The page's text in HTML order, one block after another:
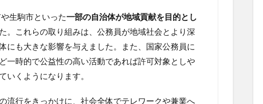
生駒市といった一部の自治体が地域貢献を目的とし
。これらの取り組みは、公務員が地域社会とより深
にも大きな影響を与えました。また、国家公務員に
一時的で公益性の高い活動であれば許可対象としや
いくようになります。
流行をきっかけに、社会全体でテレワークや兼業へ